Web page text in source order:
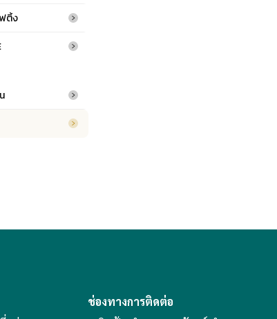
ติ้ง
ช่องทางการติดต่อ